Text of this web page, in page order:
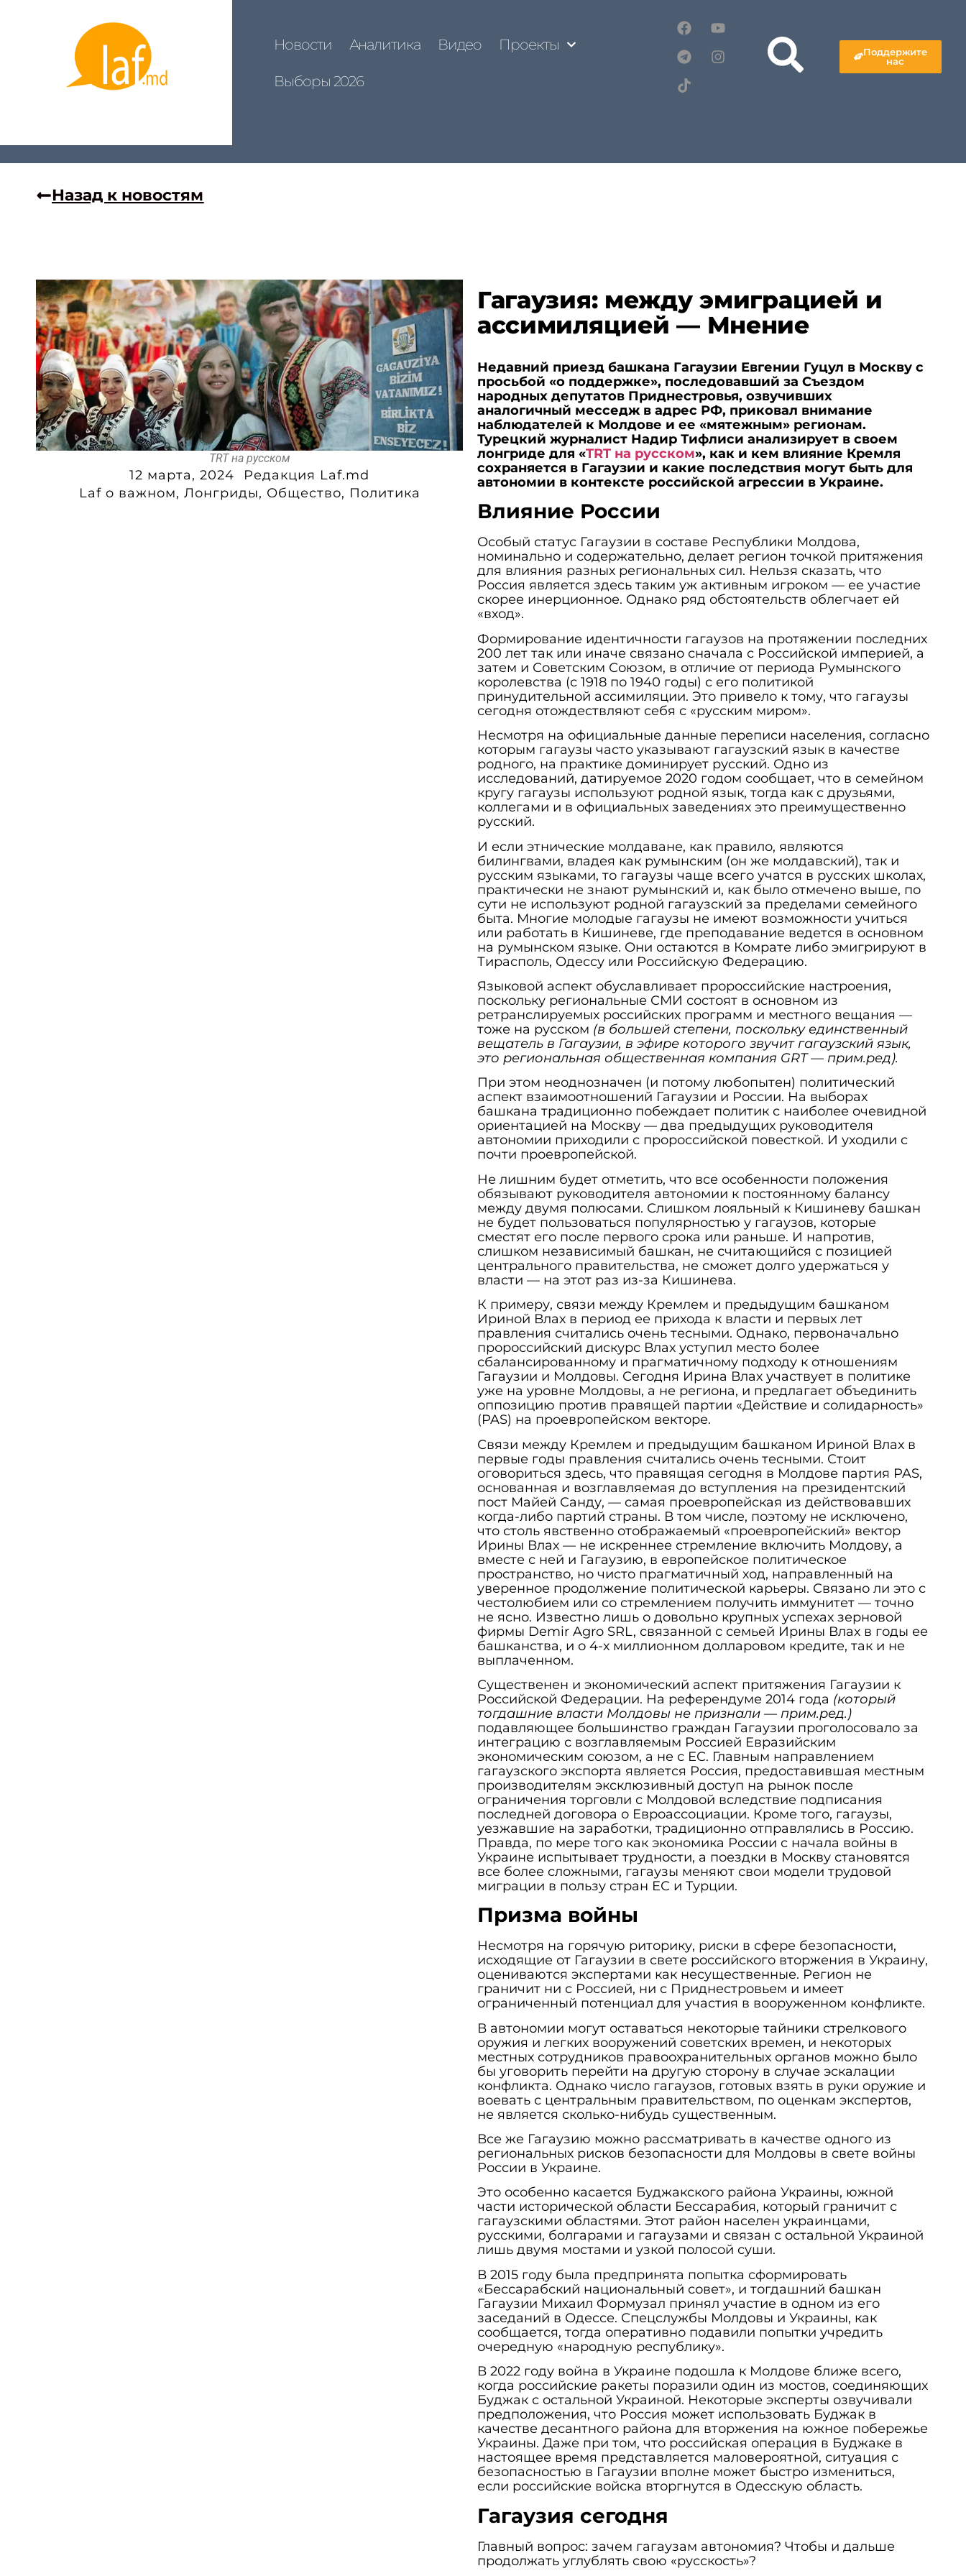
Новости Аналитика Видео Проекты
Выборы 2026
Поддержите
нас
Назад к новостям
TRT на русском
12 марта, 2024
Редакция Laf.md
Laf o важном, Лонгриды, Общество, Политика
Гагаузия: между эмиграцией и
ассимиляцией — Мнение
Недавний приезд башкана Гагаузии Евгении Гуцул в Москву с
просьбой «о поддержке», последовавший за Съездом
народных депутатов Приднестровья, озвучивших
аналогичный месседж в адрес РФ, приковал внимание
наблюдателей к Молдове и ее «мятежным» регионам.
Турецкий журналист Надир Тифлиси анализирует в своем
лонгриде для «TRT на русском», как и кем влияние Кремля
сохраняется в Гагаузии и какие последствия могут быть для
автономии в контексте российской агрессии в Украине.
Влияние России
Особый статус Гагаузии в составе Республики Молдова,
номинально и содержательно, делает регион точкой притяжения
для влияния разных региональных сил. Нельзя сказать, что
Россия является здесь таким уж активным игроком — ее участие
скорее инерционное. Однако ряд обстоятельств облегчает ей
«вход».
Формирование идентичности гагаузов на протяжении последних
200 лет так или иначе связано сначала с Российской империей, а
затем и Советским Союзом, в отличие от периода Румынского
королевства (с 1918 по 1940 годы) с его политикой
принудительной ассимиляции. Это привело к тому, что гагаузы
сегодня отождествляют себя с «русским миром».
Несмотря на официальные данные переписи населения, согласно
которым гагаузы часто указывают гагаузский язык в качестве
родного, на практике доминирует русский. Одно из
исследований, датируемое 2020 годом сообщает, что в семейном
кругу гагаузы используют родной язык, тогда как с друзьями,
коллегами и в официальных заведениях это преимущественно
русский.
И если этнические молдаване, как правило, являются
билингвами, владея как румынским (он же молдавский), так и
русским языками, то гагаузы чаще всего учатся в русских школах,
практически не знают румынский и, как было отмечено выше, по
сути не используют родной гагаузский за пределами семейного
быта. Многие молодые гагаузы не имеют возможности учиться
или работать в Кишиневе, где преподавание ведется в основном
на румынском языке. Они остаются в Комрате либо эмигрируют в
Тирасполь, Одессу или Российскую Федерацию.
Языковой аспект обуславливает пророссийские настроения,
поскольку региональные СМИ состоят в основном из
ретранслируемых российских программ и местного вещания —
тоже на русском (в большей степени, поскольку единственный
вещатель в Гагаузии, в эфире которого звучит гагаузский язык,
это региональная общественная компания GRT — прим.ред).
При этом неоднозначен (и потому любопытен) политический
аспект взаимоотношений Гагаузии и России. На выборах
башкана традиционно побеждает политик с наиболее очевидной
ориентацией на Москву — два предыдущих руководителя
автономии приходили с пророссийской повесткой. И уходили с
почти проевропейской.
Не лишним будет отметить, что все особенности положения
обязывают руководителя автономии к постоянному балансу
между двумя полюсами. Слишком лояльный к Кишиневу башкан
не будет пользоваться популярностью у гагаузов, которые
сместят его после первого срока или раньше. И напротив,
слишком независимый башкан, не считающийся с позицией
центрального правительства, не сможет долго удержаться у
власти — на этот раз из-за Кишинева.
К примеру, связи между Кремлем и предыдущим башканом
Ириной Влах в период ее прихода к власти и первых лет
правления считались очень тесными. Однако, первоначально
пророссийский дискурс Влах уступил место более
сбалансированному и прагматичному подходу к отношениям
Гагаузии и Молдовы. Сегодня Ирина Влах участвует в политике
уже на уровне Молдовы, а не региона, и предлагает объединить
оппозицию против правящей партии «Действие и солидарность»
(PAS) на проевропейском векторе.
Связи между Кремлем и предыдущим башканом Ириной Влах в
первые годы правления считались очень тесными. Стоит
оговориться здесь, что правящая сегодня в Молдове партия PAS,
основанная и возглавляемая до вступления на президентский
пост Майей Санду, — самая проевропейская из действовавших
когда-либо партий страны. В том числе, поэтому не исключено,
что столь явственно отображаемый «проевропейский» вектор
Ирины Влах — не искреннее стремление включить Молдову, а
вместе с ней и Гагаузию, в европейское политическое
пространство, но чисто прагматичный ход, направленный на
уверенное продолжение политической карьеры. Связано ли это с
честолюбием или со стремлением получить иммунитет — точно
не ясно. Известно лишь о довольно крупных успехах зерновой
фирмы Demir Agro SRL, связанной с семьей Ирины Влах в годы ее
башканства, и о 4-х миллионном долларовом кредите, так и не
выплаченном.
Существенен и экономический аспект притяжения Гагаузии к
Российской Федерации. На референдуме 2014 года (который
тогдашние власти Молдовы не признали — прим.ред.)
подавляющее большинство граждан Гагаузии проголосовало за
интеграцию с возглавляемым Россией Евразийским
экономическим союзом, а не с ЕС. Главным направлением
гагаузского экспорта является Россия, предоставившая местным
производителям эксклюзивный доступ на рынок после
ограничения торговли с Молдовой вследствие подписания
последней договора о Евроассоциации. Кроме того, гагаузы,
уезжавшие на заработки, традиционно отправлялись в Россию.
Правда, по мере того как экономика России с начала войны в
Украине испытывает трудности, а поездки в Москву становятся
все более сложными, гагаузы меняют свои модели трудовой
миграции в пользу стран ЕС и Турции.
Призма войны
Несмотря на горячую риторику, риски в сфере безопасности,
исходящие от Гагаузии в свете российского вторжения в Украину,
оцениваются экспертами как несущественные. Регион не
граничит ни с Россией, ни с Приднестровьем и имеет
ограниченный потенциал для участия в вооруженном конфликте.
В автономии могут оставаться некоторые тайники стрелкового
оружия и легких вооружений советских времен, и некоторых
местных сотрудников правоохранительных органов можно было
бы уговорить перейти на другую сторону в случае эскалации
конфликта. Однако число гагаузов, готовых взять в руки оружие и
воевать с центральным правительством, по оценкам экспертов,
не является сколько-нибудь существенным.
Все же Гагаузию можно рассматривать в качестве одного из
региональных рисков безопасности для Молдовы в свете войны
России в Украине.
Это особенно касается Буджакского района Украины, южной
части исторической области Бессарабия, который граничит с
гагаузскими областями. Этот район населен украинцами,
русскими, болгарами и гагаузами и связан с остальной Украиной
лишь двумя мостами и узкой полосой суши.
В 2015 году была предпринята попытка сформировать
«Бессарабский национальный совет», и тогдашний башкан
Гагаузии Михаил Формузал принял участие в одном из его
заседаний в Одессе. Спецслужбы Молдовы и Украины, как
сообщается, тогда оперативно подавили попытки учредить
очередную «народную республику».
В 2022 году война в Украине подошла к Молдове ближе всего,
когда российские ракеты поразили один из мостов, соединяющих
Буджак с остальной Украиной. Некоторые эксперты озвучивали
предположения, что Россия может использовать Буджак в
качестве десантного района для вторжения на южное побережье
Украины. Даже при том, что российская операция в Буджаке в
настоящее время представляется маловероятной, ситуация с
безопасностью в Гагаузии вполне может быстро измениться,
если российские войска вторгнутся в Одесскую область.
Гагаузия сегодня
Главный вопрос: зачем гагаузам автономия? Чтобы и дальше
продолжать углублять свою «русскость»?